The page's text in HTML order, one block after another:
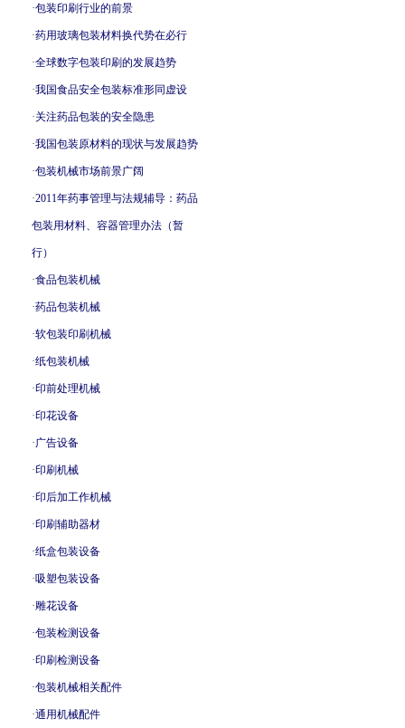
·包装印刷行业的前景
·药用玻璃包装材料换代势在必行
·全球数字包装印刷的发展趋势
·我国食品安全包装标准形同虚设
·关注药品包装的安全隐患
·我国包装原材料的现状与发展趋势
·包装机械市场前景广阔
·2011年药事管理与法规辅导：药品
包装用材料、容器管理办法（暂
行）
·食品包装机械
·药品包装机械
·软包装印刷机械
·纸包装机械
·印前处理机械
·印花设备
·广告设备
·印刷机械
·印后加工作机械
·印刷辅助器材
·纸盒包装设备
·吸塑包装设备
·雕花设备
·包装检测设备
·印刷检测设备
·包装机械相关配件
·通用机械配件